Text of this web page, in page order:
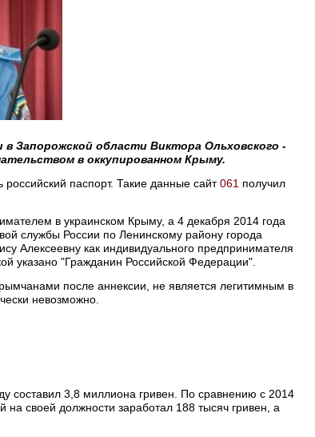
в Запорожской области Виктора Ольховского -
в оккупированном Крыму.
российский паспорт. Такие данные сайт061 получил
в украинском Крыму, а 4 декабря 2014 года
службы России по Ленинскому району города
Алексеевну как индивидуального предпринимателя
указано "Гражданин Российской Федерации".
после аннексии, не является легитимным в
невозможно.
составил 3,8 миллиона гривен. По сравнению с 2014
своей должности заработал 188 тысяч гривен, а